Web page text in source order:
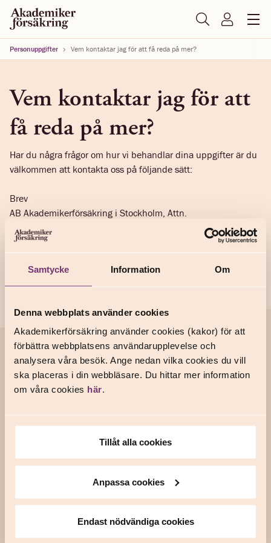
Samtycke Information Om
Denna webbplats använder cookies
Akademikerförsäkring använder cookies (kakor) för att
förbättra webbplatsens användarupplevelse och
analysera våra besök. Ange nedan vilka cookies du vill
ska placeras i din webbläsare. Du hittar mer information
om våra cookies här.
Tillåt alla cookies
Anpassa cookies
Endast nödvändiga cookies
Personuppgifter Vem kontaktar jag för att få reda på mer?
Vem kontaktar jag för att
få reda på mer?
Har du några frågor om hur vi behandlar dina uppgifter är du
välkommen att kontakta oss på följande sätt:
Brev
AB Akademikerförsäkring i Stockholm, Attn.
Dataskyddsombud, Box 30 120, 104 25 Stockholm
dataskyddsombud@akademikerforsakring.se
Support
Anmäl en skada
Frågor och svar
Om oss